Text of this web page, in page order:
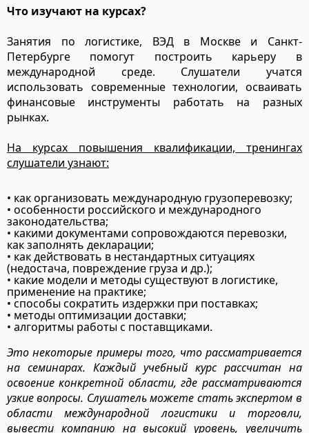
Что изучают на курсах?
Занятия по логистике, ВЭД в Москве и Санкт-
Петербурге помогут построить карьеру в
международной среде. Слушатели учатся
использовать современные технологии, осваивать
финансовые инструменты работать на разных
рынках.
На курсах повышения квалификации, тренингах
слушатели узнают:
• как организовать международную грузоперевозку;
• особенности российского и международного
законодательства;
• какими документами сопровождаются перевозки,
как заполнять декларации;
• как действовать в нестандартных ситуациях
(недостача, повреждение груза и др.);
• какие модели и методы существуют в логистике,
применение на практике;
• способы сократить издержки при поставках;
• методы оптимизации доставки;
• алгоритмы работы с поставщиками.
Это некоторые примеры того, что рассматривается
на семинарах. Каждый учебный курс рассчитан на
освоение конкретной области, где рассматриваются
узкие вопросы. Слушатель можете стать экспертом в
области международной логистики и торговли,
вывести компанию на высокий уровень, увеличить